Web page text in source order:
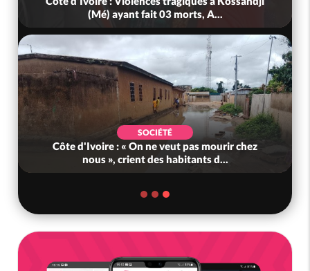
(Mé) ayant fait 03 morts, A...
SOCIÉTÉ
Côte d'Ivoire : « On ne veut pas mourir chez
nous », crient des habitants d...